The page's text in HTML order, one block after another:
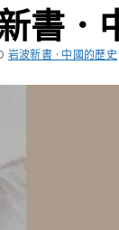
書
岩波新書 · 中國的歷史